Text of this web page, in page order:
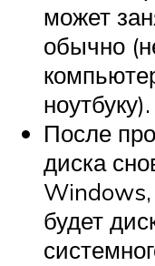
может
обычно
ноутбуку).
После
диска
Windows,
будет